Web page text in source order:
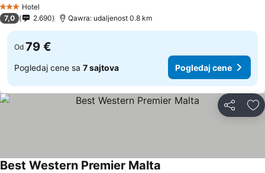
3 Zvezdice
Hotel
7,0 2.690 Qawra: udaljenost 0.8 km
Od 79 €
Pogledaj cene sa 7 sajtova Pogledaj cene
Deli
Best Western Premier Malta